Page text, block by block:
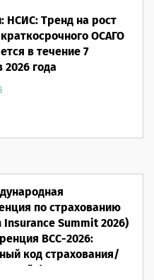
НСИС: Тренд на рост
ОСАГО
в течение 7
года
по страхованию
Insurance Summit 2026)
ВСС-2026:
код страхования/
фактор»